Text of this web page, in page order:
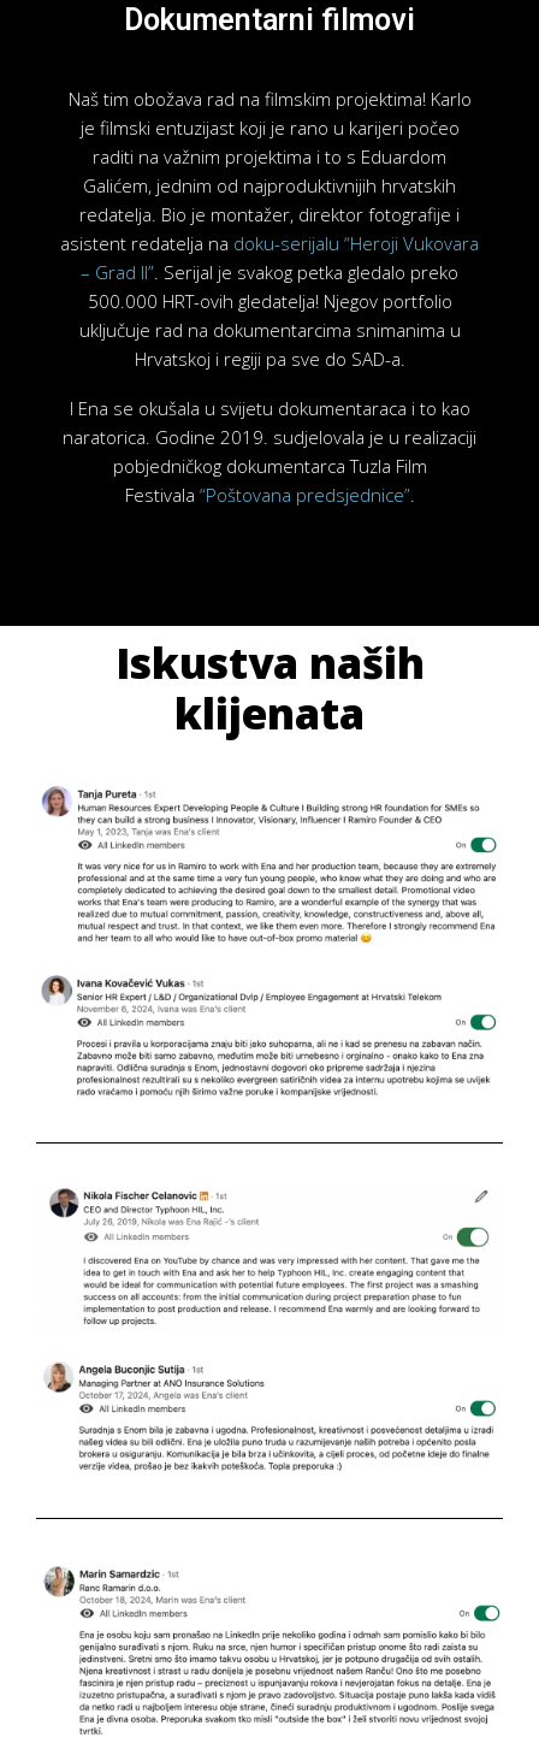
Dokumentarni filmovi
Naš tim obožava rad na filmskim projektima! Karlo
je filmski entuzijast koji je rano u karijeri počeo
raditi na važnim projektima i to s Eduardom
Galićem, jednim od najproduktivnijih hrvatskih
redatelja. Bio je montažer, direktor fotografije i
asistent redatelja na doku-serijalu “Heroji Vukovara
– Grad II” . Serijal je svakog petka gledalo preko
500.000 HRT-ovih gledatelja! Njegov portfolio
uključuje rad na dokumentarcima snimanima u
Hrvatskoj i regiji pa sve do SAD-a.
I Ena se okušala u svijetu dokumentaraca i to kao
naratorica. Godine 2019. sudjelovala je u realizaciji
pobjedničkog dokumentarcaTuzla Film
Festivala “Poštovana predsjednice”.
Iskustva naših
klijenata